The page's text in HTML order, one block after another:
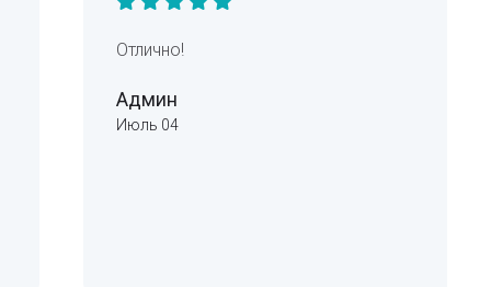
Отлично!
Админ
Июль 04